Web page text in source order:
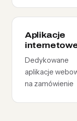
Aplikacje
Dedykowane
aplikacje
na zamówienie